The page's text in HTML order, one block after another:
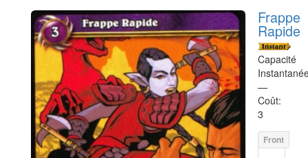
Frappe
Rapide
Capacité
—
Coût:
3